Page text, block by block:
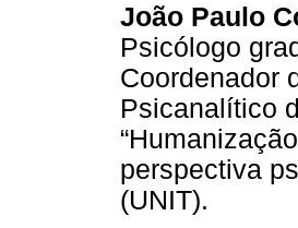
João Paulo
Psicólogo
Coordenador
Psicanalítico
perspectiva
(UNIT).